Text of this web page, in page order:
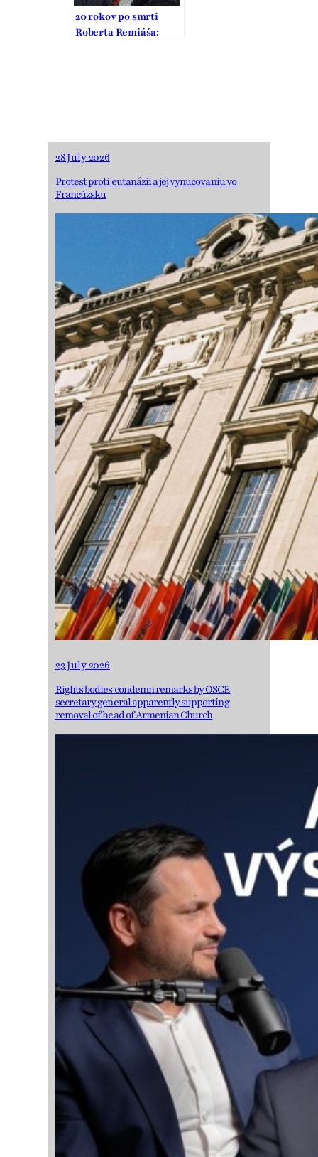
20 rokov po smrti
Roberta Remiáša:
28 July 2026
Protest proti eutanázii a jej vynucovaniu vo
Francúzsku
23 July 2026
Rights bodies condemn remarks by OSCE
secretary general apparently supporting
removal of head of Armenian Church